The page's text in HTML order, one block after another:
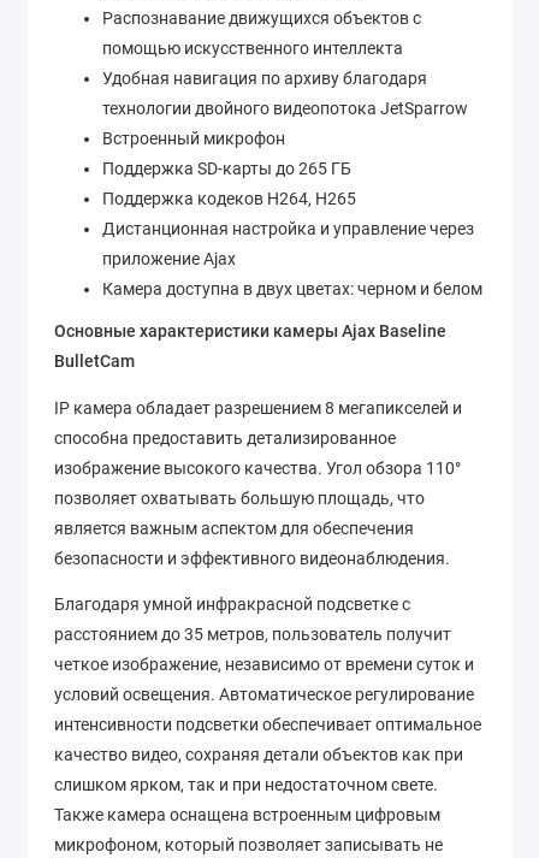
Распознавание движущихся объектов с
помощью искусственного интеллекта
Удобная навигация по архиву благодаря
технологии двойного видеопотока JetSparrow
Встроенный микрофон
Поддержка SD-карты до 265 ГБ
Поддержка кодеков H264, H265
Дистанционная настройка и управление через
приложение Ajax
Камера доступна в двух цветах: черном и белом
Основные характеристики камеры Ajax Baseline
BulletCam
IP камера обладает разрешением 8 мегапикселей и
способна предоставить детализированное
изображение высокого качества. Угол обзора 110°
позволяет охватывать большую площадь, что
является важным аспектом для обеспечения
безопасности и эффективного видеонаблюдения.
Благодаря умной инфракрасной подсветке с
расстоянием до 35 метров, пользователь получит
четкое изображение, независимо от времени суток и
условий освещения. Автоматическое регулирование
интенсивности подсветки обеспечивает оптимальное
качество видео, сохраняя детали объектов как при
слишком ярком, так и при недостаточном свете.
Также камера оснащена встроенным цифровым
микрофоном, который позволяет записывать не